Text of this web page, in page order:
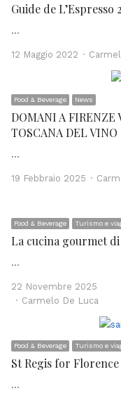
Guide de L’Espresso
…
12 Maggio 2022 Author
Food & Beverage News
DOMANI A FIRENZE
TOSCANA DEL VINO
…
19 Febbraio 2025
Food & Beverage Turismo e
La cucina gourmet
…
22 Novembre 2025
Author
Carmelo De Luca
Food & Beverage Turismo e
St Regis for
…